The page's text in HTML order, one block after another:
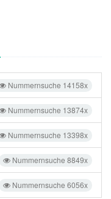
Nummernsuche 14158x
Nummernsuche 13874x
Nummernsuche 13398x
Nummernsuche 8849x
Nummernsuche 6056x